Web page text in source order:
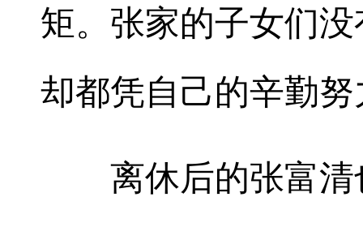
矩。张家的子女们
却都凭自己的辛勤
离休后的张富清